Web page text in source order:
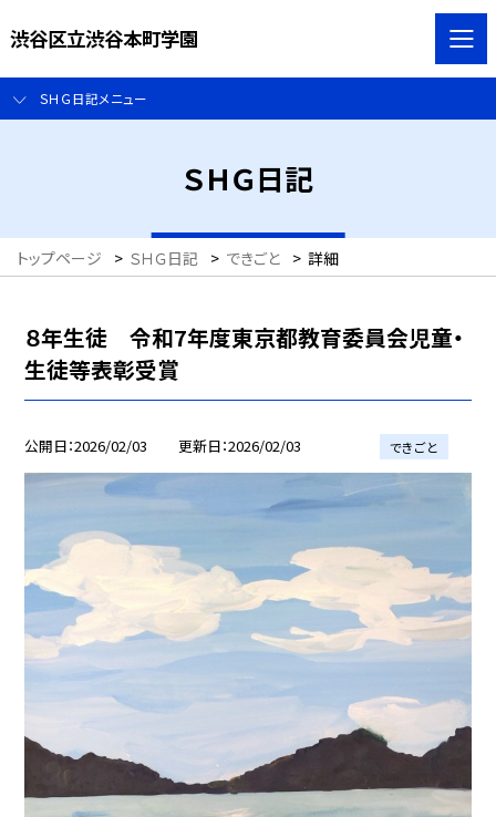
渋谷区立渋谷本町学園
ＳＨＧ日記メニュー
ＳＨＧ日記
トップページ > ＳＨＧ日記 > できごと > 詳細
８年生徒 令和7年度東京都教育委員会児童・
生徒等表彰受賞
公開日 2026/02/03 更新日 2026/02/03 できごと